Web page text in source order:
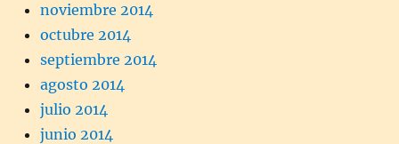
noviembre 2014
octubre 2014
septiembre 2014
agosto 2014
julio 2014
junio 2014